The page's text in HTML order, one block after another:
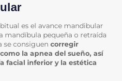
es el avance mandibular
mandíbula pequeña o retraída
se consiguen corregir
la apnea del sueño, así
facial inferior y la estética